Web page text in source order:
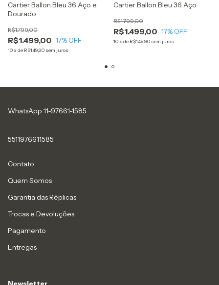
Cartier Ballon Bleu 36 Aço e
Dourado
R$1.499,00
R$1.799,00
17% OFF
10x de R$149,90 sem juros
Cartier Ballon Bleu 36 Aço
R$1.499,00
R$1.799,00
17% OFF
10x de R$149,90 sem juros
WhatsApp 11-97661-1585
5511976611585
Contato
Quem Somos
Garantia das Réplicas
Trocas e Devoluções
Pagamento
Entregas